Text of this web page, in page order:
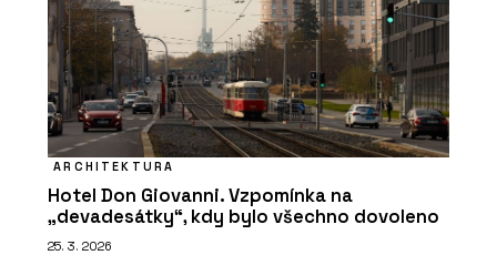
ARCHITEKTURA
Hotel Don Giovanni. Vzpomínka na
„devadesátky“, kdy bylo všechno dovoleno
25. 3. 2026